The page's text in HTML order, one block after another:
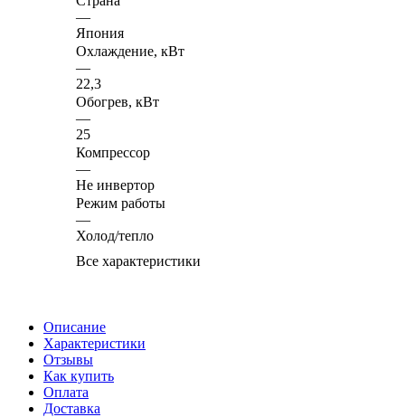
—
Япония
Охлаждение, кВт
—
22,3
Обогрев, кВт
—
25
Компрессор
—
Не инвертор
Режим работы
—
Холод/тепло
Все характеристики
Описание
Характеристики
Отзывы
Как купить
Оплата
Доставка